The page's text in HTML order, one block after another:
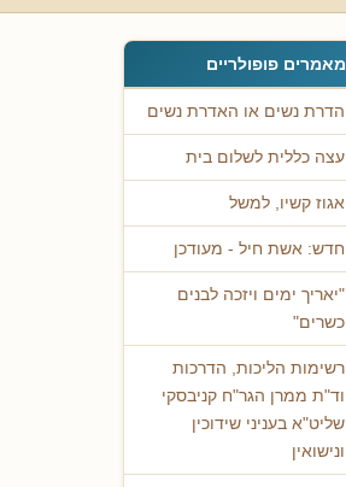
מאמרים פופולריים
הדרת נשים או האדרת נשים
עצה כללית לשלום בית
אגוז קשיו, למשל
חדש: אשת חיל - מעודכן
"יאריך ימים ויזכה לבנים
כשרים"
רשימות הליכות, הדרכות
וד"ת ממרן הגר"ח קניבסקי
שליט"א בעניני שידוכין
ונישואין